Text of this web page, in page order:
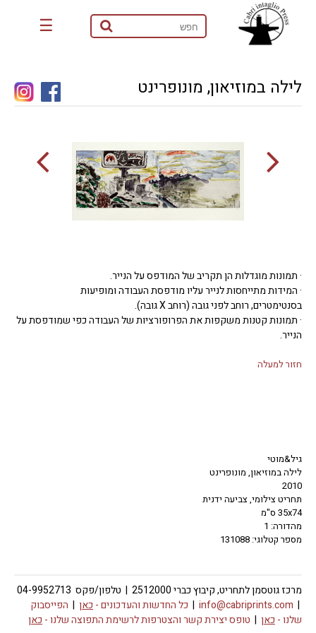
☰
לילה במוזיאון, מונופרינט
· תמונות מוגדלות הן תקריב של המודפס על הנייר.
· המידות מתייחסות לנייר עליו מודפסת העבודה ומופיעות
בסנטימטרים, רוחב לפני גובה (רוחב X גובה).
· תמונות קטנות משקפות את הפרופורציות של העבודה כפי שמודפסת על
הנייר.
חזור למעלה
גיל&מוטי
לילה במוזיאון, מונופרינט
2010
תחריט צילומי, צביעה ידנית
35x74 ס"מ
מהדורה: 1
מספר קטלוגי: 131088
מרכז גוטסמן לתחריט, קיבוץ כברי 2512000 | טלפון/פקס 04-9952713
|
info@cabriprints.com
| כל החדשות והעדכונים - כאן | הפייסבוק
שלנו - כאן | טופס יצירת קשר והצטרפות לרשימת התפוצה שלנו - כאן